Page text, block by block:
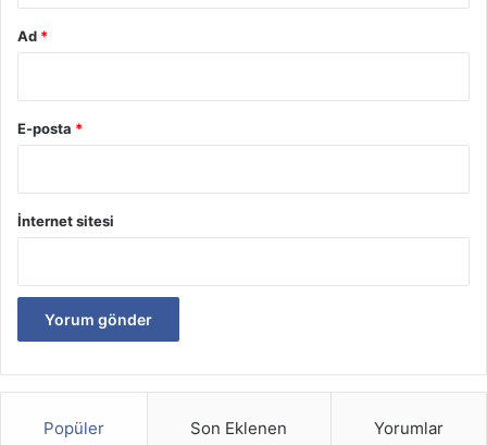
Ad *
E-posta *
İnternet sitesi
Popüler Son Eklenen Yorumlar